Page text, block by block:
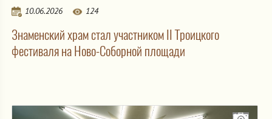
10.06.2026 124
Знаменский храм стал участником II Троицкого
фестиваля на Ново-Соборной площади